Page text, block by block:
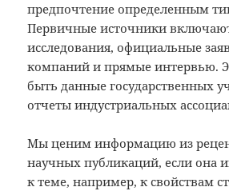
предпочтение определенным
Первичные источники
исследования, официальные
компаний и прямые интервью.
быть данные государственных
отчеты индустриальных
Мы ценим информацию из
научных публикаций, если она
к теме, например, к свойствам